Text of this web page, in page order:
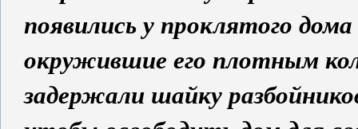
появились у проклятого
окружившие его плотным
задержали шайку